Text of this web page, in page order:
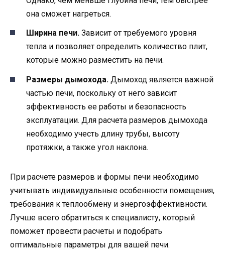
она сможет нагреться.
Ширина печи. Зависит от требуемого уровня
тепла и позволяет определить количество плит,
которые можно разместить на печи.
Размеры дымохода. Дымоход является важной
частью печи, поскольку от него зависит
эффективность ее работы и безопасность
эксплуатации. Для расчета размеров дымохода
необходимо учесть длину трубы, высоту
протяжки, а также угол наклона.
При расчете размеров и формы печи необходимо
учитывать индивидуальные особенности помещения,
требования к теплообмену и энергоэффективности.
Лучше всего обратиться к специалисту, который
поможет провести расчеты и подобрать
оптимальные параметры для вашей печи.